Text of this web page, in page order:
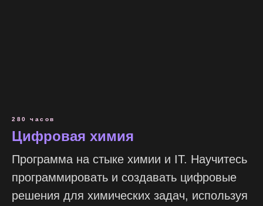
280 часов
Цифровая химия
Программа на стыке химии и IT. Научитесь
программировать и создавать цифровые
решения для химических задач, используя